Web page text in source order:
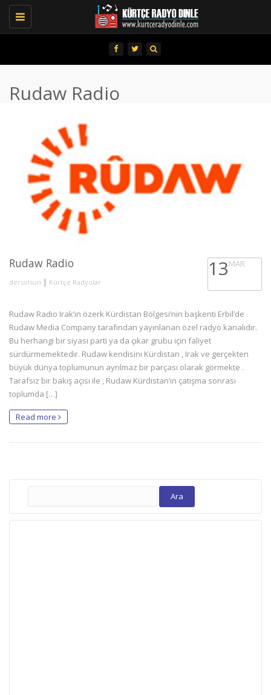
Toggle
navigation
Rudaw Radio
Rudaw Radio
dersolsun | Kürtçe Radyolar
13MAR
Rudaw Radio Irak’ın özerk Kürdistan Bölgesi’nin başkenti Erbil’de
Rudaw Media Company tarafından yayınlanan özel radyo kanalıdır.
Bu herhangi bir siyasi parti ya da çıkar grubu için faliyet
sürdürmemektedir. Rudaw kendisini Kürdistan , Irak ve gerçekten
büyük dünya toplumunun ayrılmaz bir parçası olarak görmekte .
Tarafsız bir bakış açısı ile , Rudaw Kürdistan’ın çatışma sonrası
toplumda […]
Read more
Arama: